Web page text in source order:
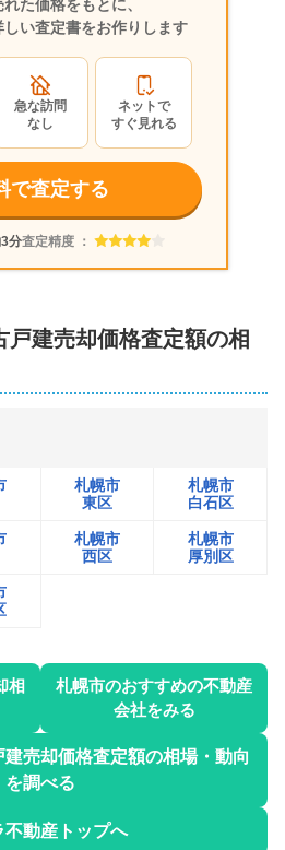
た価格をもとに、
い査定書をお作りします
急な訪問
なし
ネットで
すぐ見れる
で査定する
分査定精度 ：
戸建売却価格査定額の相
札幌市
東区
札幌市
白石区
札幌市
西区
札幌市
厚別区
相
札幌市のおすすめの不動産
会社をみる
売却価格査定額の相場・動向
を調べる
不動産トップへ